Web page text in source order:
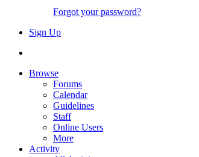
Forgot your password?
Sign Up
Browse
Forums
Calendar
Guidelines
Staff
Online Users
More
Activity